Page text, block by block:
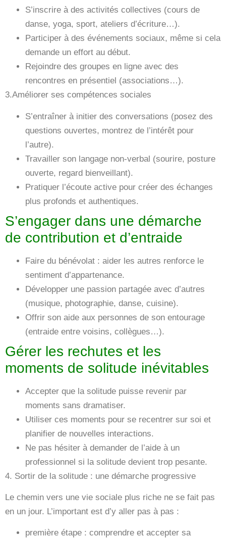
S’inscrire à des activités collectives (cours de
danse, yoga, sport, ateliers d’écriture…).
Participer à des événements sociaux, même si cela
demande un effort au début.
Rejoindre des groupes en ligne avec des
rencontres en présentiel (associations…).
3.Améliorer ses compétences sociales
S’entraîner à initier des conversations (posez des
questions ouvertes, montrez de l’intérêt pour
l’autre).
Travailler son langage non-verbal (sourire, posture
ouverte, regard bienveillant).
Pratiquer l’écoute active pour créer des échanges
plus profonds et authentiques.
S’engager dans une démarche
de contribution et d’entraide
Faire du bénévolat : aider les autres renforce le
sentiment d’appartenance.
Développer une passion partagée avec d’autres
(musique, photographie, danse, cuisine).
Offrir son aide aux personnes de son entourage
(entraide entre voisins, collègues…).
Gérer les rechutes et les
moments de solitude inévitables
Accepter que la solitude puisse revenir par
moments sans dramatiser.
Utiliser ces moments pour se recentrer sur soi et
planifier de nouvelles interactions.
Ne pas hésiter à demander de l’aide à un
professionnel si la solitude devient trop pesante.
4. Sortir de la solitude : une démarche progressive
Le chemin vers une vie sociale plus riche ne se fait pas
en un jour. L’important est d’y aller pas à pas :
première étape : comprendre et accepter sa